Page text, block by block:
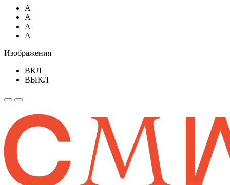
A
A
A
A
Изображения
ВКЛ
ВЫКЛ